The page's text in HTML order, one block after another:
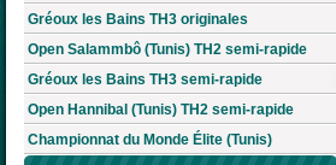
Gréoux les Bains TH3 originales
Open Salammbô (Tunis) TH2 semi-rapide
Gréoux les Bains TH3 semi-rapide
Open Hannibal (Tunis) TH2 semi-rapide
Championnat du Monde Élite (Tunis)